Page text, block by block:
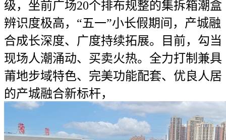
级，坐前广场20个排布规整的集拆箱潮盒
辨识度极高，“五一”小长假期间，产城融
合成长深度、广度持续拓展。目前，勾当
现场人潮涌动、买卖火热。全力打制兼具
莆地步域特色、完美功能配套、优良人居
的产城融合新标杆，